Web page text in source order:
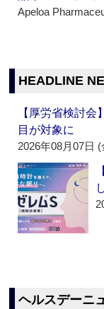
Apeloa
HEADLINE
【厚労省検討
目が対象に
2026年08月07日 (
ヘルスデーニ